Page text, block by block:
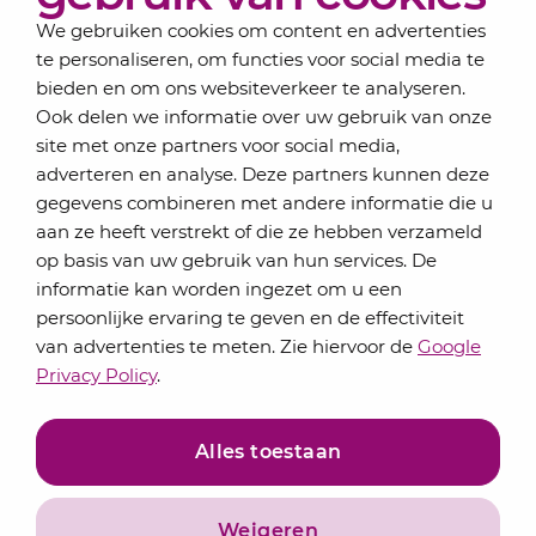
We gebruiken cookies om content en advertenties
te personaliseren, om functies voor social media te
bieden en om ons websiteverkeer te analyseren.
Ook delen we informatie over uw gebruik van onze
site met onze partners voor social media,
adverteren en analyse. Deze partners kunnen deze
gegevens combineren met andere informatie die u
aan ze heeft verstrekt of die ze hebben verzameld
op basis van uw gebruik van hun services. De
informatie kan worden ingezet om u een
persoonlijke ervaring te geven en de effectiviteit
van advertenties te meten. Zie hiervoor de Google
Privacy Policy.
Alles toestaan
Weigeren
Schrijf je in voor onze nieuwsbrief
Elke maand bundelen de adviseurs van Lansigt in
de eSigt het nieuws.
Jouw emailadres
Inschrijven